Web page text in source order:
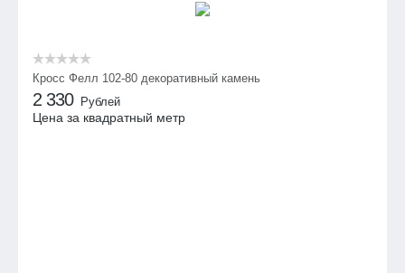
Кросс Фелл 102-80 декоративный камень
2 330 Рублей
Цена за квадратный метр